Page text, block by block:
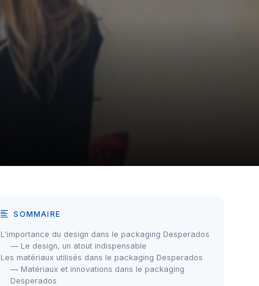
SOMMAIRE
L'importance du design dans le packaging Desperados
— Le design, un atout indispensable
Les matériaux utilisés dans le packaging Desperados
— Matériaux et innovations dans le packaging
Desperados